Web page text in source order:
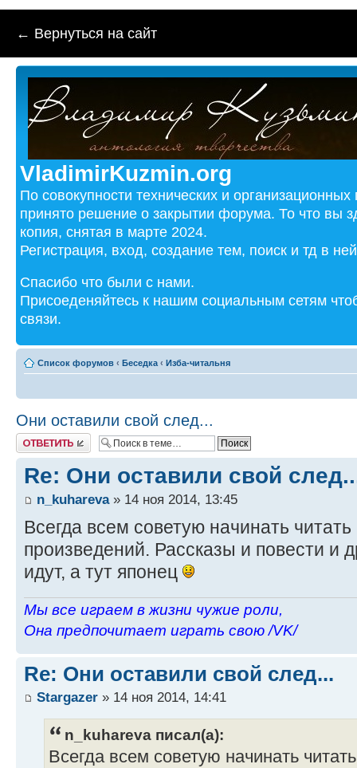
← Вернуться на сайт
VladimirKuzmin.org
По совокупности технических и
принято решение о закрытии форума. То что вы
копия, снятая в марте 2024.
Регистрация, вход, создание тем, поиск и тд в
Спасибо что были с нами.
Присоеденяйтесь к нашим социальным сетям
связи.
Список форумов ‹ Беседка ‹ Изба-читальня
Они оставили свой след...
Ответить
Re: Они оставили свой
n_kuhareva» 14 ноя 2014, 13:45
Всегда всем советую начинать
произведений. Рассказы и повести и
идут, а тут японец
Мы все играем в жизни чужие роли,
Она предпочитает играть свою /VK/
Re: Они оставили свой след...
Stargazer » 14 ноя 2014, 14:41
n_kuhareva писал(а):
Всегда всем советую начинать